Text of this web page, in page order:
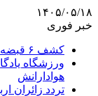
۱۴۰۵/۰۵/۱۸
خبر فوری
کشف ۶ قبضه سلاح در عملیات‌های محیط‌زیستی مازندران
ورزشگاه
هوادارانش
تردد زائران